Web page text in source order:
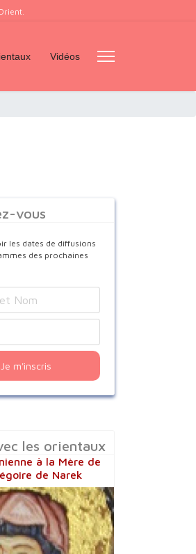
Vidéos
vous
les dates de diffusions
des prochaines
Je m'inscris
les orientaux
à la Mère de
de Narek